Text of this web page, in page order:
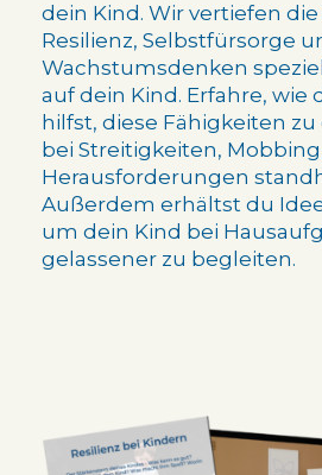
dein Kind. Wir vertiefen
Resilienz, Selbstfürsorge
Wachstumsdenken
auf dein Kind. Erfahre, wie
hilfst, diese Fähigkeiten
bei Streitigkeiten,
Herausforderungen
Außerdem erhältst du
um dein Kind bei
gelassener zu begleiten.